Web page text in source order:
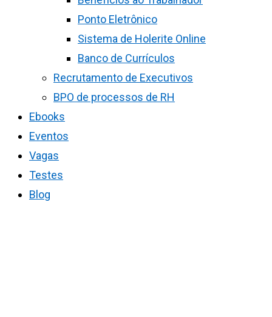
Ponto Eletrônico
Sistema de Holerite Online
Banco de Currículos
Recrutamento de Executivos
BPO de processos de RH
Ebooks
Eventos
Vagas
Testes
Blog